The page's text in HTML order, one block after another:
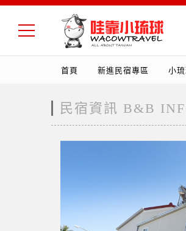
首頁 新進民宿專區 小
民宿資訊 B&B